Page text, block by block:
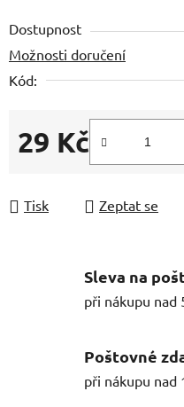
Dostupnost
Možnosti doručení
Kód:
29 Kč
Měrná cena:
Tisk Zeptat se
Sleva na
při nákupu nad
Poštovné
při nákupu nad